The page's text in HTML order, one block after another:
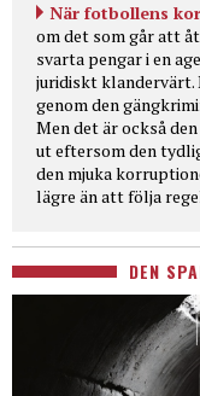
När fotbollens
om det som går att
svarta pengar i en
juridiskt klandervärt.
genom den
Men det är också
ut eftersom den
den mjuka
lägre än att följa
DEN